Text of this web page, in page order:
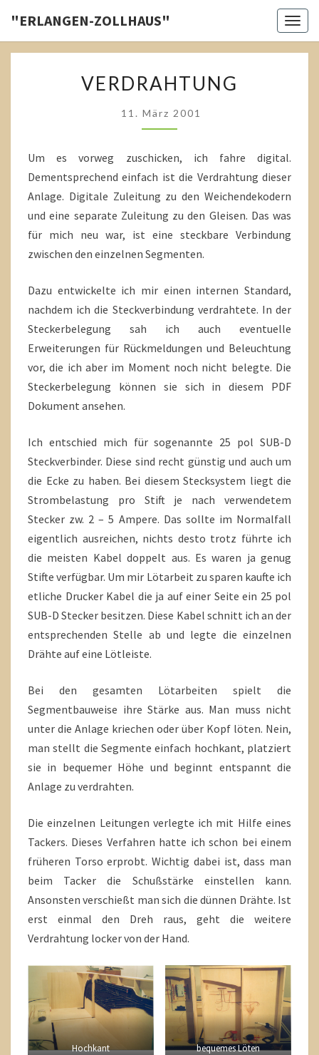
"ERLANGEN-ZOLLHAUS"
VERDRAHTUNG
11. März 2001
Um es vorweg zuschicken, ich fahre digital.
Dementsprechend einfach ist die Verdrahtung dieser
Anlage. Digitale Zuleitung zu den Weichendekodern
und eine separate Zuleitung zu den Gleisen. Das was
für mich neu war, ist eine steckbare Verbindung
zwischen den einzelnen Segmenten.
Dazu entwickelte ich mir einen internen Standard,
nachdem ich die Steckverbindung verdrahtete. In der
Steckerbelegung sah ich auch eventuelle
Erweiterungen für Rückmeldungen und Beleuchtung
vor, die ich aber im Moment noch nicht belegte. Die
Steckerbelegung können sie sich in diesem PDF
Dokument ansehen.
Ich entschied mich für sogenannte 25 pol SUB-D
Steckverbinder. Diese sind recht günstig und auch um
die Ecke zu haben. Bei diesem Stecksystem liegt die
Strombelastung pro Stift je nach verwendetem
Stecker zw. 2 – 5 Ampere. Das sollte im Normalfall
eigentlich ausreichen, nichts desto trotz führte ich
die meisten Kabel doppelt aus. Es waren ja genug
Stifte verfügbar. Um mir Lötarbeit zu sparen kaufte ich
etliche Drucker Kabel die ja auf einer Seite ein 25 pol
SUB-D Stecker besitzen. Diese Kabel schnitt ich an der
entsprechenden Stelle ab und legte die einzelnen
Drähte auf eine Lötleiste.
Bei den gesamten Lötarbeiten spielt die
Segmentbauweise ihre Stärke aus. Man muss nicht
unter die Anlage kriechen oder über Kopf löten. Nein,
man stellt die Segmente einfach hochkant, platziert
sie in bequemer Höhe und beginnt entspannt die
Anlage zu verdrahten.
Die einzelnen Leitungen verlegte ich mit Hilfe eines
Tackers. Dieses Verfahren hatte ich schon bei einem
früheren Torso erprobt. Wichtig dabei ist, dass man
beim Tacker die Schußstärke einstellen kann.
Ansonsten verschießt man sich die dünnen Drähte. Ist
erst einmal den Dreh raus, geht die weitere
Verdrahtung locker von der Hand.
Hochkant bequemes Löten